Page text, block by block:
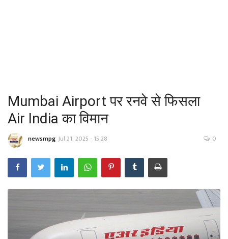
Mumbai Airport पर रनवे से फिसला
Air India का विमान
newsmpg Jul 21, 2025 - 15:28 0